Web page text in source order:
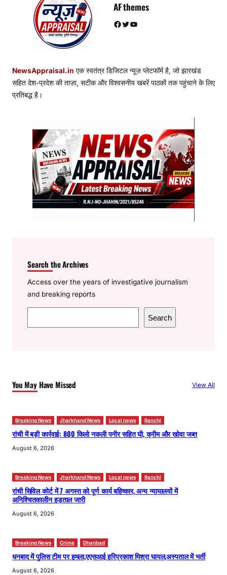
AF themes
Facebook Twitter YouTube
NewsAppraisal.in एक स्वतंत्र डिजिटल न्यूज़ प्लेटफॉर्म है, जो झारखंड
सहित देश-प्रदेश की ताज़ा, सटीक और विश्वसनीय खबरें पाठकों तक पहुंचाने के लिए
प्रतिबद्ध है।
Search the Archives
Access over the years of investigative journalism
and breaking reports
e
h
Search
You May Have Missed View All
Breaking News Jharkhand News Local news Ranchi
रांची में बड़ी कार्रवाई: 800 किलो नकली पनीर सहित घी, क्रीम और खोवा जब्त
August 6, 2026
Breaking News Jharkhand News Local news Ranchi
रांची सिविल कोर्ट में 7 अगस्त को पूर्ण कार्य बहिष्कार, अन्य न्यायालयों में
अनिश्चितकालीन हड़ताल जारी
August 6, 2026
Breaking News Crime Dhanbad
धनबाद में पुलिस टीम पर हमला,एएसआई हरिप्रकाश मिश्रा घायल,अस्पताल में भर्ती
August 6, 2026